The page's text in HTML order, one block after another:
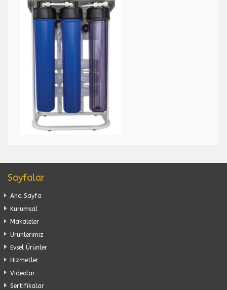
Sayfalar
Ana Sayfa
Kurumsal
Makaleler
Ürünlerimiz
Evsel Ürünler
Hizmetler
Videolar
Sertifikalar